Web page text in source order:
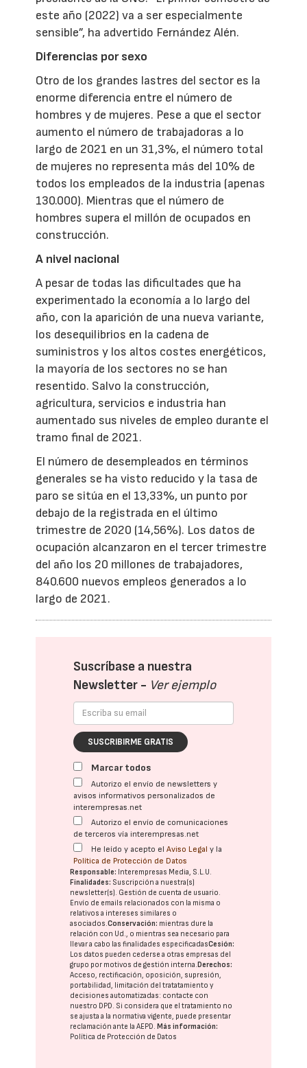
este año (2022) va a ser especialmente
sensible”, ha advertido Fernández Alén.
Diferencias por sexo
Otro de los grandes lastres del sector es la
enorme diferencia entre el número de
hombres y de mujeres. Pese a que el sector
aumento el número de trabajadoras a lo
largo de 2021 en un 31,3%, el número total
de mujeres no representa más del 10% de
todos los empleados de la industria (apenas
130.000). Mientras que el número de
hombres supera el millón de ocupados en
construcción.
A nivel nacional
A pesar de todas las dificultades que ha
experimentado la economía a lo largo del
año, con la aparición de una nueva variante,
los desequilibrios en la cadena de
suministros y los altos costes energéticos,
la mayoría de los sectores no se han
resentido. Salvo la construcción,
agricultura, servicios e industria han
aumentado sus niveles de empleo durante el
tramo final de 2021.
El número de desempleados en términos
generales se ha visto reducido y la tasa de
paro se sitúa en el 13,33%, un punto por
debajo de la registrada en el último
trimestre de 2020 (14,56%). Los datos de
ocupación alcanzaron en el tercer trimestre
del año los 20 millones de trabajadores,
840.600 nuevos empleos generados a lo
largo de 2021.
Suscríbase a nuestra
Newsletter - Ver ejemplo
SUSCRIBIRME GRATIS
Marcar todos
Autorizo el envío de newsletters y
avisos informativos personalizados de
interempresas.net
Autorizo el envío de comunicaciones
de terceros vía interempresas.net
He leído y acepto elAviso Legal y la
Política de Protección de Datos
Responsable: Interempresas Media, S.L.U.
Finalidades: Suscripción a nuestra(s)
newsletter(s). Gestión de cuenta de usuario.
Envío de emails relacionados con la misma o
relativos a intereses similares o
asociados.Conservación: mientras dure la
relación con Ud., o mientras sea necesario para
llevar a cabo las finalidades especificadasCesión:
Los datos pueden cederse a otras empresas del
grupo por motivos de gestión interna.Derechos:
Acceso, rectificación, oposición, supresión,
portabilidad, limitación del tratatamiento y
decisiones automatizadas: contacte con
nuestro DPD. Si considera que el tratamiento no
se ajusta a la normativa vigente, puede presentar
reclamación ante laAEPD.Más información:
Política de Protección de Datos